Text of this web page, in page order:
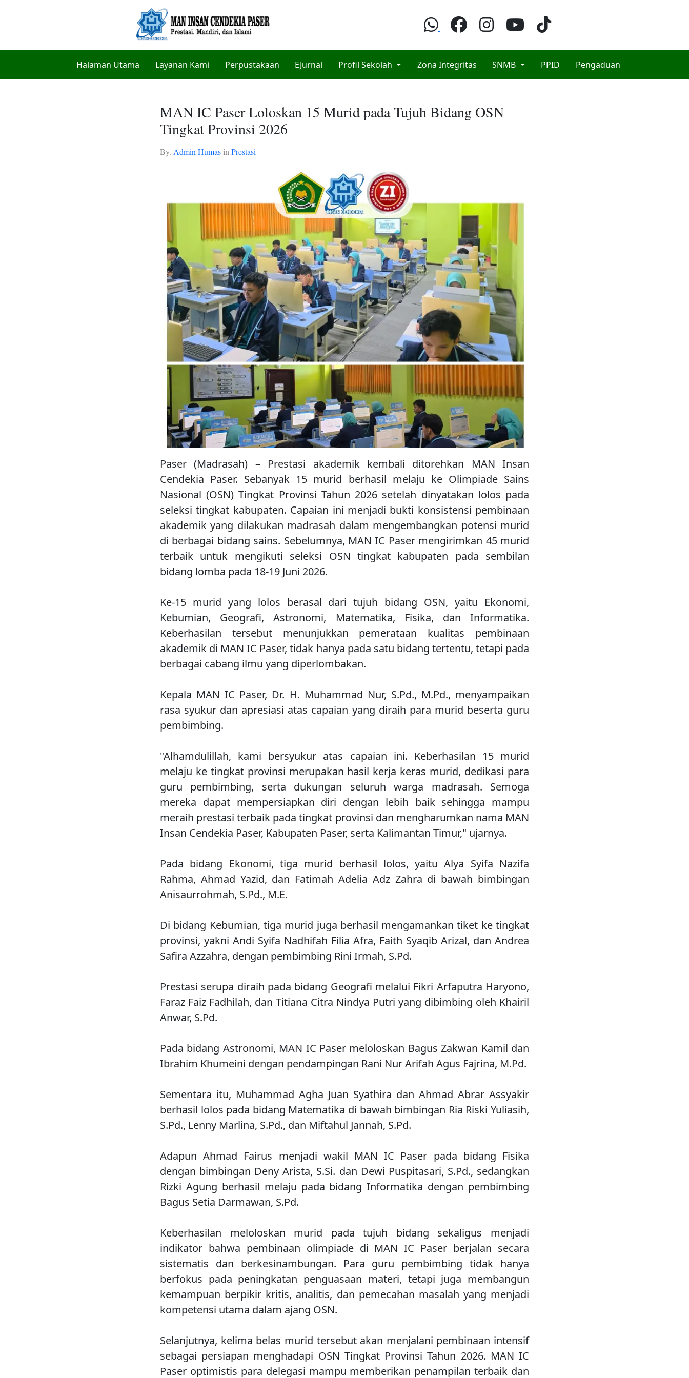
Halaman Utama Layanan Kami Perpustakaan EJurnal Profil Sekolah Zona Integritas SNMB PPID Pengaduan
MAN IC Paser Loloskan 15 Murid pada Tujuh Bidang OSN
Tingkat Provinsi 2026
By. Admin HumasinPrestasi
Paser (Madrasah) – Prestasi akademik kembali ditorehkan MAN Insan
Cendekia Paser. Sebanyak 15 murid berhasil melaju ke Olimpiade Sains
Nasional (OSN) Tingkat Provinsi Tahun 2026 setelah dinyatakan lolos pada
seleksi tingkat kabupaten. Capaian ini menjadi bukti konsistensi pembinaan
akademik yang dilakukan madrasah dalam mengembangkan potensi murid
di berbagai bidang sains. Sebelumnya, MAN IC Paser mengirimkan 45 murid
terbaik untuk mengikuti seleksi OSN tingkat kabupaten pada sembilan
bidang lomba pada 18-19 Juni 2026.
Ke-15 murid yang lolos berasal dari tujuh bidang OSN, yaitu Ekonomi,
Kebumian, Geografi, Astronomi, Matematika, Fisika, dan Informatika.
Keberhasilan tersebut menunjukkan pemerataan kualitas pembinaan
akademik di MAN IC Paser, tidak hanya pada satu bidang tertentu, tetapi pada
berbagai cabang ilmu yang diperlombakan.
Kepala MAN IC Paser, Dr. H. Muhammad Nur, S.Pd., M.Pd., menyampaikan
rasa syukur dan apresiasi atas capaian yang diraih para murid beserta guru
pembimbing.
"Alhamdulillah, kami bersyukur atas capaian ini. Keberhasilan 15 murid
melaju ke tingkat provinsi merupakan hasil kerja keras murid, dedikasi para
guru pembimbing, serta dukungan seluruh warga madrasah. Semoga
mereka dapat mempersiapkan diri dengan lebih baik sehingga mampu
meraih prestasi terbaik pada tingkat provinsi dan mengharumkan nama MAN
Insan Cendekia Paser, Kabupaten Paser, serta Kalimantan Timur," ujarnya.
Pada bidang Ekonomi, tiga murid berhasil lolos, yaitu Alya Syifa Nazifa
Rahma, Ahmad Yazid, dan Fatimah Adelia Adz Zahra di bawah bimbingan
Anisaurrohmah, S.Pd., M.E.
Di bidang Kebumian, tiga murid juga berhasil mengamankan tiket ke tingkat
provinsi, yakni Andi Syifa Nadhifah Filia Afra, Faith Syaqib Arizal, dan Andrea
Safira Azzahra, dengan pembimbing Rini Irmah, S.Pd.
Prestasi serupa diraih pada bidang Geografi melalui Fikri Arfaputra Haryono,
Faraz Faiz Fadhilah, dan Titiana Citra Nindya Putri yang dibimbing oleh Khairil
Anwar, S.Pd.
Pada bidang Astronomi, MAN IC Paser meloloskan Bagus Zakwan Kamil dan
Ibrahim Khumeini dengan pendampingan Rani Nur Arifah Agus Fajrina, M.Pd.
Sementara itu, Muhammad Agha Juan Syathira dan Ahmad Abrar Assyakir
berhasil lolos pada bidang Matematika di bawah bimbingan Ria Riski Yuliasih,
S.Pd., Lenny Marlina, S.Pd., dan Miftahul Jannah, S.Pd.
Adapun Ahmad Fairus menjadi wakil MAN IC Paser pada bidang Fisika
dengan bimbingan Deny Arista, S.Si. dan Dewi Puspitasari, S.Pd., sedangkan
Rizki Agung berhasil melaju pada bidang Informatika dengan pembimbing
Bagus Setia Darmawan, S.Pd.
Keberhasilan meloloskan murid pada tujuh bidang sekaligus menjadi
indikator bahwa pembinaan olimpiade di MAN IC Paser berjalan secara
sistematis dan berkesinambungan. Para guru pembimbing tidak hanya
berfokus pada peningkatan penguasaan materi, tetapi juga membangun
kemampuan berpikir kritis, analitis, dan pemecahan masalah yang menjadi
kompetensi utama dalam ajang OSN.
Selanjutnya, kelima belas murid tersebut akan menjalani pembinaan intensif
sebagai persiapan menghadapi OSN Tingkat Provinsi Tahun 2026. MAN IC
Paser optimistis para delegasi mampu memberikan penampilan terbaik dan